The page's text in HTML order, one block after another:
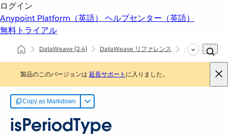
ログイン
Anypoint Platform（英語） ヘルプセンター（英語）
無料トライアル
DataWeave(2.4) DataWeave リファレンス dw::core::Types
製品のこのバージョンは 延長サポート に入りました。
Copy as Markdown
isPeriodType